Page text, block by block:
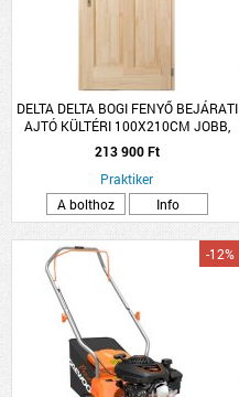
DELTA DELTA BOGI FENYŐ BEJÁRATI
AJTÓ KÜLTÉRI 100X210CM JOBB,
PUNTÓ ÜVEGGEL
213 900 Ft
Praktiker
A bolthoz
Info
-12%